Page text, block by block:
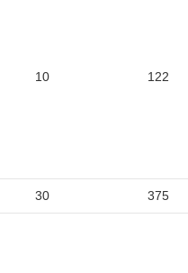
10 122
30 375